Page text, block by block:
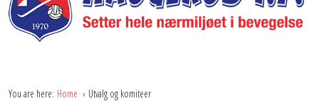
You are here: Home Utvalg og komiteer